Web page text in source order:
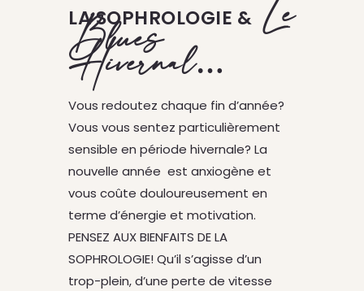
LA SOPHROLOGIE & Le
Blues
Hivernal…
Vous redoutez chaque fin d’année?
Vous vous sentez particulièrement
sensible en période hivernale? La
nouvelle année est anxiogène et
vous coûte douloureusement en
terme d’énergie et motivation.
PENSEZ AUX BIENFAITS DE LA
SOPHROLOGIE! Qu’il s’agisse d’un
trop-plein, d’une perte de vitesse